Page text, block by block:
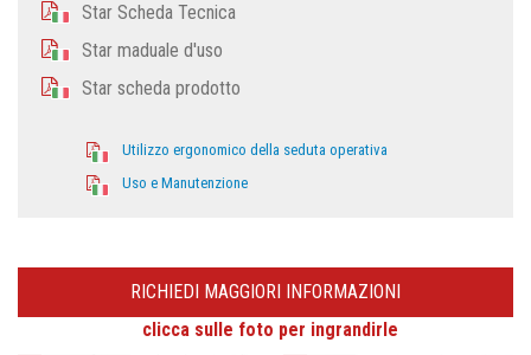
Star Scheda Tecnica
Star maduale d'uso
Star scheda prodotto
Utilizzo ergonomico della seduta operativa
Uso e Manutenzione
RICHIEDI MAGGIORI INFORMAZIONI
clicca sulle foto per ingrandirle